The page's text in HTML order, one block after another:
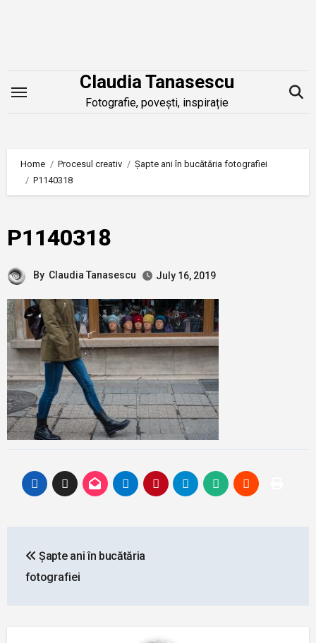
Claudia Tanasescu
Fotografie, povești, inspirație
Home Procesul creativ
Șapte ani în bucătăria fotografiei
P1140318
P1140318
By Claudia Tanasescu July 16, 2019
navigation
Șapte ani în bucătăria
fotografiei